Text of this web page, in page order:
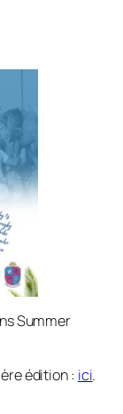
Summer
édition : ici.